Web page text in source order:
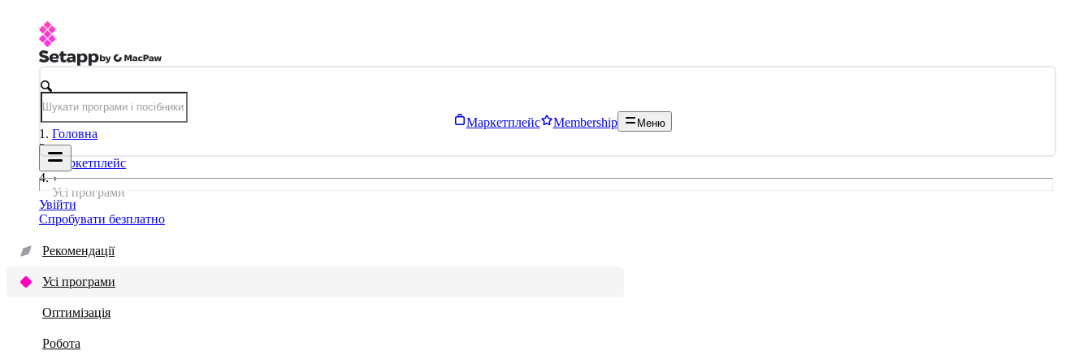
Маркетплейс Membership Меню
Увійти
Спробувати безплатно
Головна
Маркетплейс
Усі програми
Рекомендації
Усі програми
Оптимізація
Робота